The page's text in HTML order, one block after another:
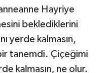
Hayriye
beklediklerini
yerde kalmasın,
tanemdi. Çiçeğimi
kalmasın, ne olur.